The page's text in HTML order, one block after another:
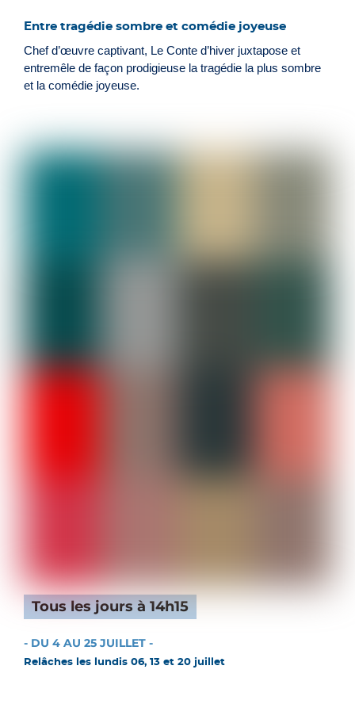
Entre tragédie sombre et comédie joyeuse
Chef d’œuvre captivant, Le Conte d’hiver juxtapose et
entremêle de façon prodigieuse la tragédie la plus sombre
et la comédie joyeuse.
Tous les jours à 14h15
- DU 4 AU 25 JUILLET -
Relâches les lundis 06, 13 et 20 juillet